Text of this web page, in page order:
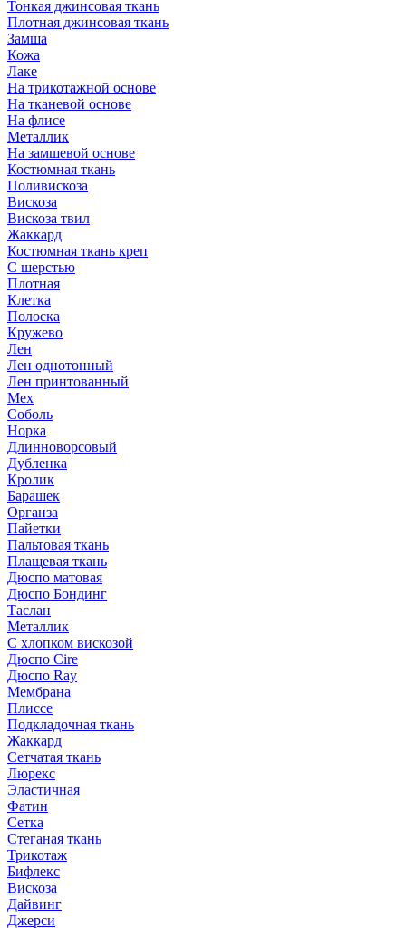
Тонкая джинсовая ткань
Плотная джинсовая ткань
Замша
Кожа
Лаке
На трикотажной основе
На тканевой основе
На флисе
Металлик
На замшевой основе
Костюмная ткань
Поливискоза
Вискоза
Вискоза твил
Жаккард
Костюмная ткань креп
С шерстью
Плотная
Клетка
Полоска
Кружево
Лен
Лен однотонный
Лен принтованный
Мех
Соболь
Норка
Длинноворсовый
Дубленка
Кролик
Барашек
Органза
Пайетки
Пальтовая ткань
Плащевая ткань
Дюспо матовая
Дюспо Бондинг
Таслан
Металлик
С хлопком вискозой
Дюспо Cire
Дюспо Ray
Мембрана
Плиссе
Подкладочная ткань
Жаккард
Сетчатая ткань
Люрекс
Эластичная
Фатин
Сетка
Стеганая ткань
Трикотаж
Бифлекс
Вискоза
Дайвинг
Джерси